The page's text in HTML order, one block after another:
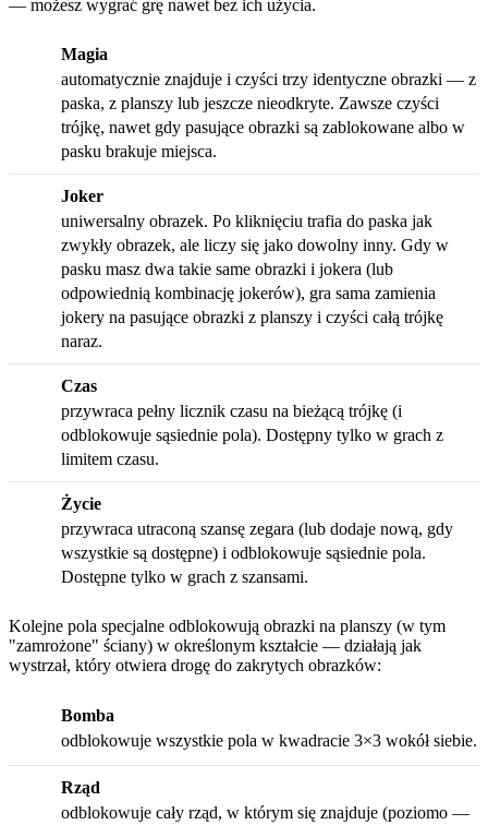
— możesz wygrać grę nawet bez ich użycia.
Magia
automatycznie znajduje i czyści trzy identyczne obrazki — z
paska, z planszy lub jeszcze nieodkryte. Zawsze czyści
trójkę, nawet gdy pasujące obrazki są zablokowane albo w
pasku brakuje miejsca.
Joker
uniwersalny obrazek. Po kliknięciu trafia do paska jak
zwykły obrazek, ale liczy się jako dowolny inny. Gdy w
pasku masz dwa takie same obrazki i jokera (lub
odpowiednią kombinację jokerów), gra sama zamienia
jokery na pasujące obrazki z planszy i czyści całą trójkę
naraz.
Czas
przywraca pełny licznik czasu na bieżącą trójkę (i
odblokowuje sąsiednie pola). Dostępny tylko w grach z
limitem czasu.
Życie
przywraca utraconą szansę zegara (lub dodaje nową, gdy
wszystkie są dostępne) i odblokowuje sąsiednie pola.
Dostępne tylko w grach z szansami.
Kolejne pola specjalne odblokowują obrazki na planszy (w tym
"zamrożone" ściany) w określonym kształcie — działają jak
wystrzał, który otwiera drogę do zakrytych obrazków:
Bomba
odblokowuje wszystkie pola w kwadracie 3×3 wokół siebie.
Rząd
odblokowuje cały rząd, w którym się znajduje (poziomo —